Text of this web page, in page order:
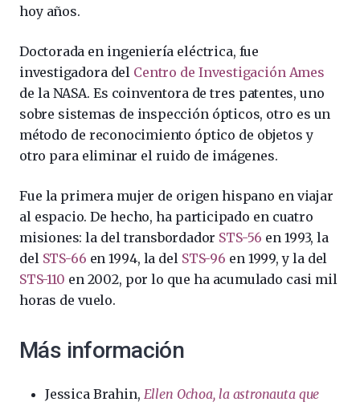
hoy años.
Doctorada en ingeniería eléctrica, fue
investigadora del Centro de Investigación Ames
de la NASA. Es coinventora de tres patentes, uno
sobre sistemas de inspección ópticos, otro es un
método de reconocimiento óptico de objetos y
otro para eliminar el ruido de imágenes.
Fue la primera mujer de origen hispano en viajar
al espacio. De hecho, ha participado en cuatro
misiones: la del transbordador STS-56 en 1993, la
del STS-66 en 1994, la del STS-96 en 1999, y la del
STS-110 en 2002, por lo que ha acumulado casi mil
horas de vuelo.
Más información
Jessica Brahin, Ellen Ochoa, la astronauta que